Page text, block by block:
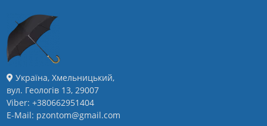
Україна, Хмельницький,
вул. Геологів 13, 29007
Viber: +380662951404
E-Mail: pzontom@gmail.com